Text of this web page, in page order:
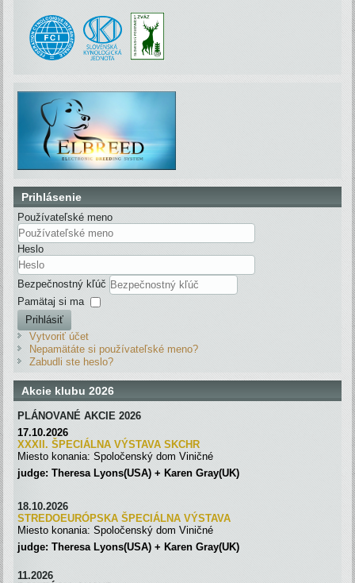
Prihlásenie
Používateľské meno
Heslo
Bezpečnostný kľúč
Pamätaj si ma
Prihlásiť
Vytvoriť účet
Nepamätáte si používateľské meno?
Zabudli ste heslo?
Akcie klubu 2026
PLÁNOVANÉ AKCIE 2026
17.10.2026
XXXII. ŠPECIÁLNA VÝSTAVA SKCHR
Miesto konania: Spoločenský dom Viničné
judge: Theresa Lyons(USA) + Karen Gray(UK)
18.10.2026
STREDOEURÓPSKA ŠPECIÁLNA VÝSTAVA
Miesto konania: Spoločenský dom Viničné
judge: Theresa Lyons(USA) + Karen Gray(UK)
11.2026